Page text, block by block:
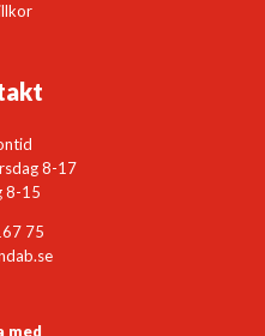
8-17
8-15
75
med